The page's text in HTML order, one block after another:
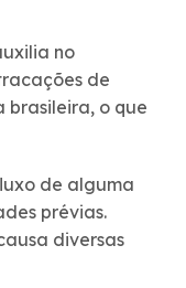
no
de
brasileira, o que
de alguma
prévias.
diversas